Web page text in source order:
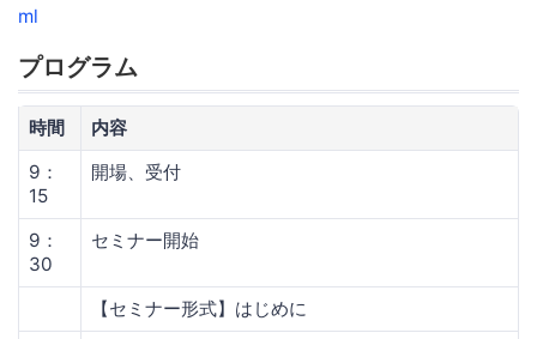
ml
プログラム
時間
内容
9：
15
開場、受付
9：
30
セミナー開始
【セミナー形式】はじめに